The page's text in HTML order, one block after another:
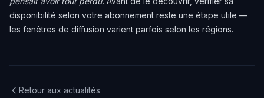
disponibilité selon votre abonnement reste une étape utile —
les fenêtres de diffusion varient parfois selon les régions.
Retour aux actualités